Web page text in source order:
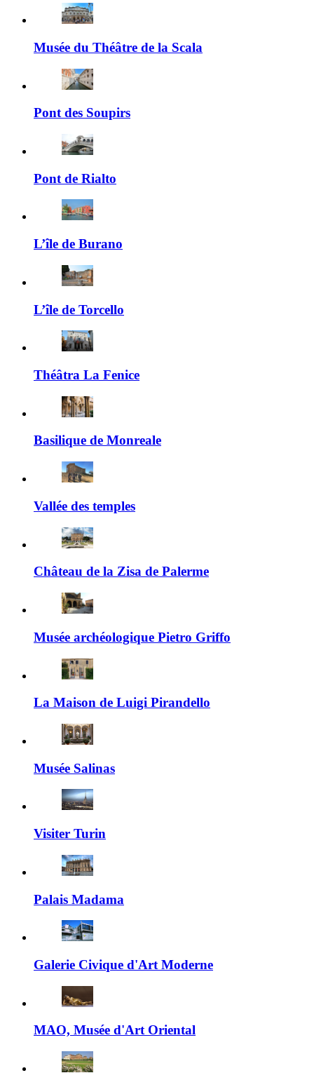
Musée du Théâtre de la Scala
Pont des Soupirs
Pont de Rialto
L’île de Burano
L’île de Torcello
Théâtra La Fenice
Basilique de Monreale
Vallée des temples
Château de la Zisa de Palerme
Musée archéologique Pietro Griffo
La Maison de Luigi Pirandello
Musée Salinas
Visiter Turin
Palais Madama
Galerie Civique d'Art Moderne
MAO, Musée d'Art Oriental